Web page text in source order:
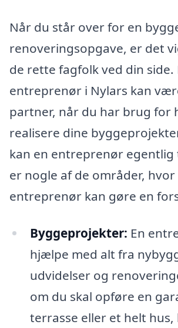
Når du står over for en
renoveringsopgave, er det
de rette fagfolk ved din side.
entreprenør i Nylars kan
partner, når du har brug for
realisere dine
kan en entreprenør egentlig
er nogle af de områder,
entreprenør kan gøre en
Byggeprojekter: En
hjælpe med alt fra
udvidelser og
om du skal opføre en
terrasse eller et helt hus,